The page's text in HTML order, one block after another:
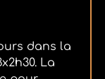
dans la
La